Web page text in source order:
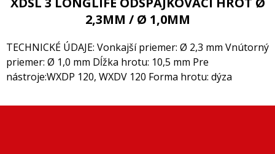
2,3MM / Ø 1,0MM
TECHNICKÉ ÚDAJE: Vonkajší priemer: Ø 2,3 mm Vnútorný
priemer: Ø 1,0 mm Dĺžka hrotu: 10,5 mm Pre
nástroje:WXDP 120, WXDV 120 Forma hrotu: dýza